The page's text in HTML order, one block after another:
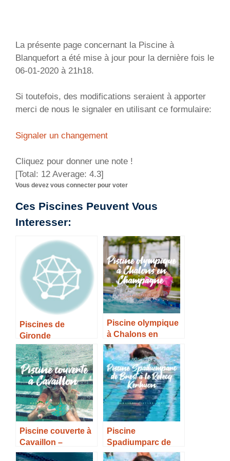
La présente page concernant la Piscine à
Blanquefort a été mise à jour pour la dernière fois le
06-01-2020 à 21h18.
Si toutefois, des modifications seraient à apporter
merci de nous le signaler en utilisant ce formulaire:
Signaler un changement
Cliquez pour donner une note !
[Total: 12 Average: 4.3]
Vous devez vous connecter pour voter
Ces Piscines Peuvent Vous
Interesser:
Piscines de
Gironde
Piscine olympique
à Chalons en
Champagne –
Horaires, Tarifs et
Infos –
Piscine couverte à
Cavaillon –
Horaires, Tarifs et
Piscine
Spadiumparc de
Brest à le Relecq